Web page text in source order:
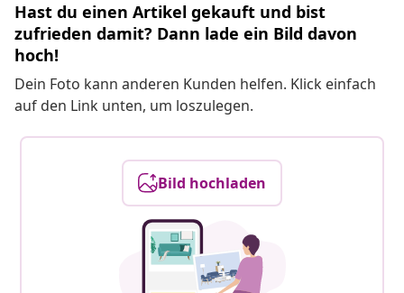
Hast du einen Artikel gekauft und bist
zufrieden damit? Dann lade ein Bild davon
hoch!
Dein Foto kann anderen Kunden helfen. Klick einfach
auf den Link unten, um loszulegen.
Bild hochladen